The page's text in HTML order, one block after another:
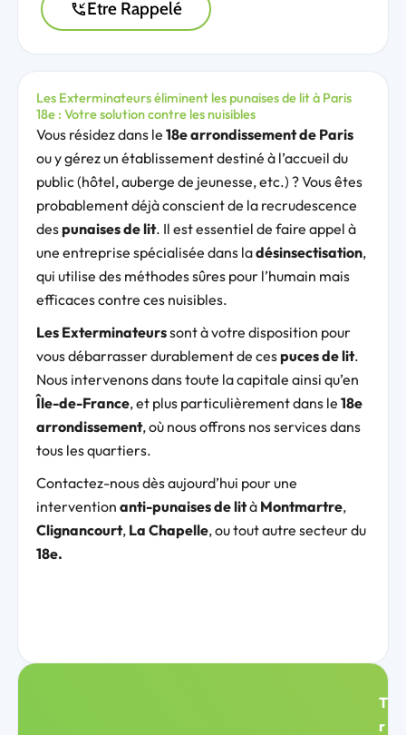
Etre Rappelé
Les Exterminateurs éliminent les punaises de lit à Paris
18e : Votre solution contre les nuisibles
Vous résidez dans le 18e arrondissement de Paris
ou y gérez un établissement destiné à l’accueil du
public (hôtel, auberge de jeunesse, etc.) ? Vous êtes
probablement déjà conscient de la recrudescence
despunaises de lit. Il est essentiel de faire appel à
une entreprise spécialisée dans ladésinsectisation,
qui utilise des méthodes sûres pour l’humain mais
efficaces contre ces nuisibles.
Les Exterminateurssont à votre disposition pour
vous débarrasser durablement de cespuces de lit.
Nous intervenons dans toute la capitale ainsi qu’en
Île-de-France, et plus particulièrement dans le 18e
arrondissement, où nous offrons nos services dans
tous les quartiers.
Contactez-nous dès aujourd’hui pour une
intervention anti-punaises de lità Montmartre,
Clignancourt, La Chapelle, ou tout autre secteur du
18e.
T
r